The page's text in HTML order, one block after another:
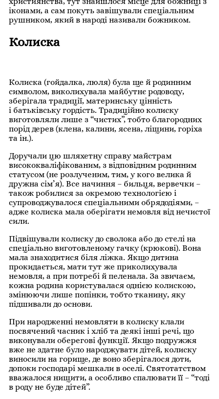
іконами, а сам покуть завішували спеціальним
рушником, який в народі називали божником.
Колиска
Колиска (гойдалка, люля) була ще й родинним
символом, виколихувала майбутнє родоводу,
зберігала традиції, материнську цінність
і батьківську гордість. Традиційно колиску
виготовляли лише з “чистих”, тобто благородних
порід дерев (клена, калини, ясена, ліщини, горіха
та ін.).
Доручали цю шляхетну справу майстрам
висококваліфікованим, з відповідним родинним
статусом (не розлученим, тим, у кого велика й
дружна сім’я). Все начиння – бильця, вервечки –
також робилися за окремою технологією і
супроводжувалося спеціальними обрядодіями, –
адже колиска мала оберігати немовля від нечистої
сили.
Підвішували колиску до сволока або до стелі на
спеціально виготовленому гачку (крюкові). Вона
мала знаходитися біля ліжка. Якщо дитина
прокидається, мати тут же приколихувала
немовля, а при потребі й пеленала. За звичаєм,
кожна родина користувалася однією колискою,
змінюючи лише попінки, тобто тканину, яку
підшивали до основи.
При народженні немовляти в колиску клали
посвячений часник і хліб та деякі інші речі, що
виконували оберегові функції. Якщо подружжя
вже не здатне було народжувати дітей, колиску
виносили на горище, де воно зберігалося доти,
допоки господарі мешкали в оселі. Святотатством
вважалося нищити, а особливо спалювати її – “тоді
в роду не буде дітей”.